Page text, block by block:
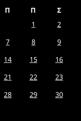
Π Π Σ
1
2
7 8 9
14 15 16
21 22 23
28 29
30